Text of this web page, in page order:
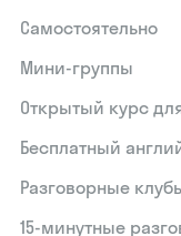
Самостоятельно
Мини-группы
Открытый курс
Бесплатный
Разговорные
15‑минутные